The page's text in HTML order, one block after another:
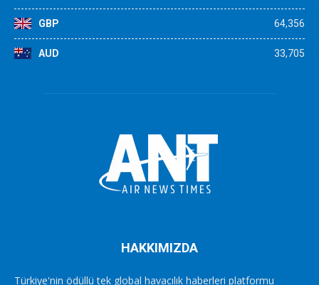
GBP 64,356
AUD 33,705
HAKKIMIZDA
Türkiye'nin ödüllü tek global havacılık haberleri platformu